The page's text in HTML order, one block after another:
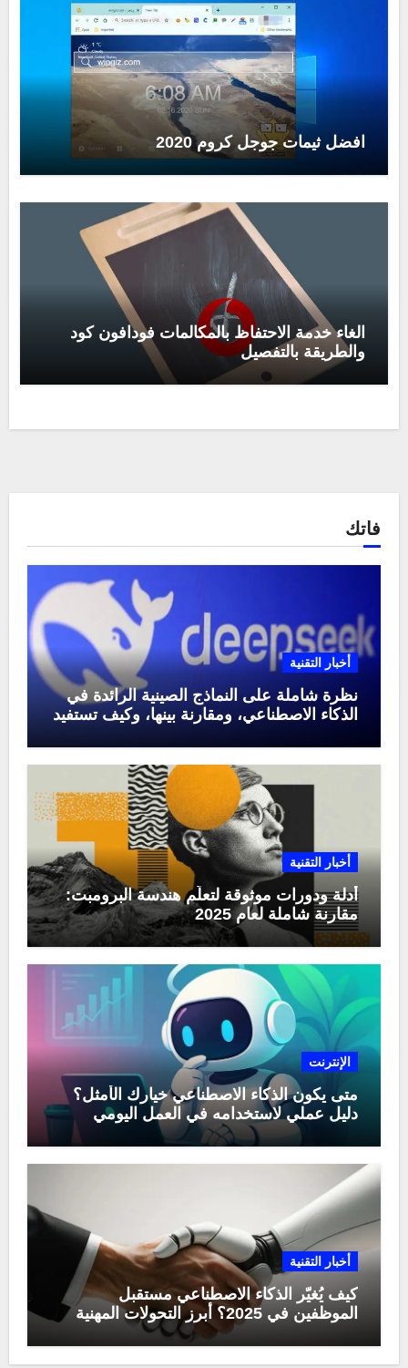
افضل ثيمات جوجل كروم 2020
الغاء خدمة الاحتفاظ بالمكالمات فودافون كود
والطريقة بالتفصيل
فاتك
أخبار التقنية
نظرة شاملة على النماذج الصينية الرائدة في
الذكاء الاصطناعي، ومقارنة بينها، وكيف تستفيد
أخبار التقنية
أدلة ودورات موثوقة لتعلّم هندسة البرومبت:
مقارنة شاملة لعام 2025
الإنترنت
متى يكون الذكاء الاصطناعي خيارك الأمثل؟
دليل عملي لاستخدامه في العمل اليومي
أخبار التقنية
كيف يُغيّر الذكاء الاصطناعي مستقبل
الموظفين في 2025؟ أبرز التحولات المهنية